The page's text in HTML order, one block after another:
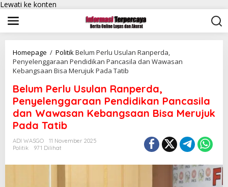
Lewati ke konten
Homepage / PolitikBelum Perlu Usulan Ranperda,
Penyelenggaraan Pendidikan Pancasila dan Wawasan
Kebangsaan Bisa Merujuk Pada Tatib
Belum Perlu Usulan Ranperda,
Penyelenggaraan Pendidikan Pancasila
dan Wawasan Kebangsaan Bisa Merujuk
Pada Tatib
ADI WASGO
11 November 2025
Politik
971 Dilihat